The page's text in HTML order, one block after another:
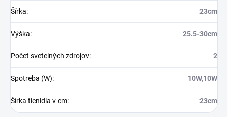
Šírka: 23cm
Výška: 25.5-30cm
Počet svetelných zdrojov: 2
Spotreba (W): 10W,10W
Šírka tienidla v cm: 23cm